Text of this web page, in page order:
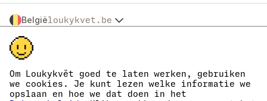
Om Loukykvět goed te laten werken, gebruiken
we cookies. Je kunt lezen welke informatie we
opslaan en hoe we dat doen in het
Belgiëloukykvet.be
Slovensko
Polska
Österreich
Deutschland
France
© 2016 →
Loukykvět s.r.o. staat ingeschreven in het handelsregister van de
We zijn aangesloten bij het EKO-KOM-systeem onder nummer
EKF00180493.
Wij geven plantenpaspoorten af onder registratienummer 0636.
Ons registratienummer is 05663687, het btw-nummer is CZ05663687.